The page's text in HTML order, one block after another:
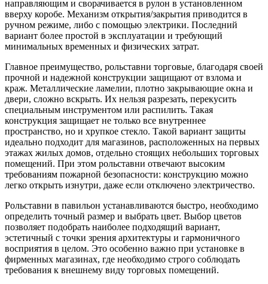
направляющим и сворачивается в рулон в установленном
вверху коробе. Механизм открытия/закрытия приводится в
ручном режиме, либо с помощью электрики. Последний
вариант более простой в эксплуатации и требующий
минимальных временных и физических затрат.
Главное преимущество, рольставни торговые, благодаря своей
прочной и надежной конструкции защищают от взлома и
краж. Металлические ламелии, плотно закрывающие окна и
двери, сложно вскрыть. Их нельзя разрезать, перекусить
специальным инструментом или распилить. Такая
конструкция защищает не только все внутреннее
пространство, но и хрупкое стекло. Такой вариант защиты
идеально подходит для магазинов, расположенных на первых
этажах жилых домов, отдельно стоящих небольших торговых
помещений. При этом рольставни отвечают высоким
требованиям пожарной безопасности: конструкцию можно
легко открыть изнутри, даже если отключено электричество.
Рольставни в павильон устанавливаются быстро, необходимо
определить точный размер и выбрать цвет. Выбор цветов
позволяет подобрать наиболее подходящий вариант,
эстетичный с точки зрения архитектуры и гармоничного
восприятия в целом. Это особенно важно при установке в
фирменных магазинах, где необходимо строго соблюдать
требования к внешнему виду торговых помещений.